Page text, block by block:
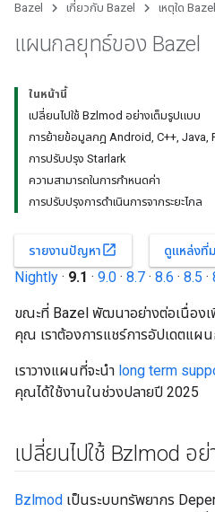
Bazel เกี่ยวกับ Bazel เหตุใด Bazel
แผนกลยุทธ์ของ Bazel
ในหน้านี้
เปลี่ยนไปใช้ Bzlmod อย่างเต็มรูปแบบ
การย้ายข้อมูลกฎ Android, C++, Java,
การปรับปรุง Starlark
ความสามารถในการกำหนดค่า
การปรับปรุงการดำเนินการจากระยะไกล
รายงานปัญหาopen_in_new ดูแหล่งที่
Nightly · 9.1 · 9.0 · 8.7 · 8.6 · 8.5 ·
ขณะที่ Bazel พัฒนาอย่างต่อเนื่อง
คุณ เราต้องการแชร์การอัปเดตแผ
เราวางแผนที่จะนำ long term
คุณได้ใช้งานในช่วงปลายปี 2025
เปลี่ยนไปใช้ Bzlmod อ
Bzlmod เป็นระบบทรัพยากร